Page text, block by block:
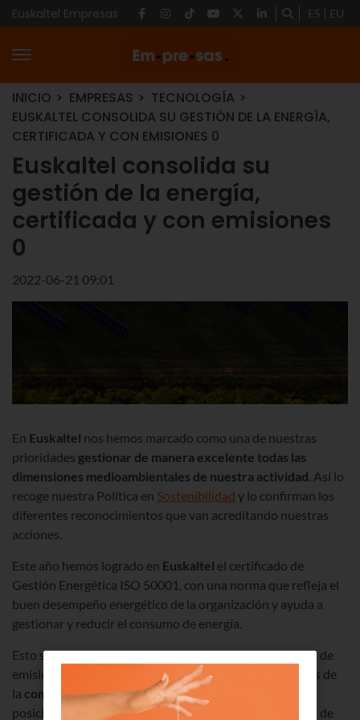
Euskaltel Empresas ES EU
INICIO EMPRESAS
TECNOLOGÍA
EUSKALTEL CONSOLIDA SU GESTIÓN DE LA ENERGÍA,
CERTIFICADA Y CON EMISIONES 0
Euskaltel consolida su
gestión de la energía,
certificada y con emisiones
0
2022-06-21 09:01
En Euskaltel nos hemos marcado como una de nuestras
prioridades gestionar de manera excelente todas las
dimensiones medioambientales de nuestra actividad. Así lo
recoge nuestra Política en Sostenibilidad y lo confirman los
diferentes reconocimientos que van acreditando nuestras
acciones.
Este año hemos logrado en Euskaltel el certificado de
Gestión Energética ISO 50001, con una norma que refleja el
buen desempeño energético de la organización y ayuda a
gestionar y reducir el consumo de energía.
Esto supone un hito adicional a la importante reducción de
emisiones de CO2 lograda durante el año 2021. A través de
la compra de electricidad libre de emisiones
posicionamos como empresa con Cero Emisiones Netas de